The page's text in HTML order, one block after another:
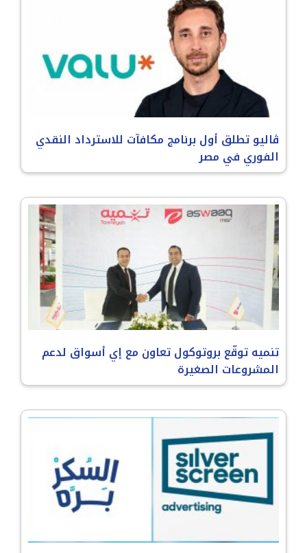
ڤاليو تطلق أول برنامج مكافآت للاسترداد النقدي
الفوري في مصر
تنميه توقّع بروتوكول تعاون مع إي أسواق لدعم
المشروعات الصغيرة